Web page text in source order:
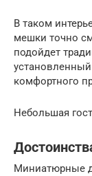
В таком
мешки точно
подойдет
комфортного
Небольшая
Миниатюрные